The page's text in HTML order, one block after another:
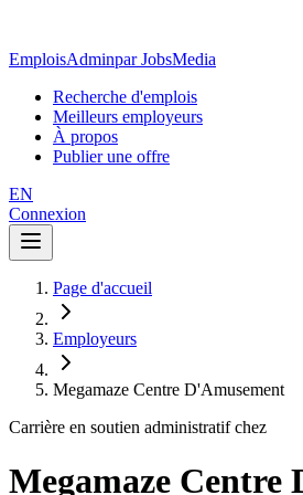
EmploisAdminpar JobsMedia
Recherche d'emplois
Meilleurs employeurs
À propos
Publier une offre
EN
Connexion
Page d'accueil
Employeurs
Megamaze Centre D'Amusement
Carrière en soutien administratif chez
Megamaze Centre